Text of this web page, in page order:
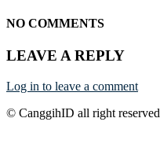
NO COMMENTS
LEAVE A REPLY
Log in to leave a comment
© CanggihID all right reserved